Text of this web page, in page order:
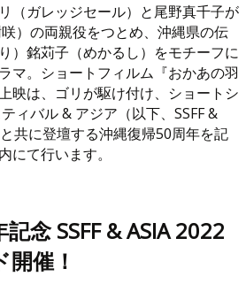
（ガレッジセール）と尾野真千子が
）の両親役をつとめ、沖縄県の伝
）銘苅子（めかるし）をモチーフに
マ。ショートフィルム『おかあの羽
映は、ゴリが駆け付け、ショートシ
ィバル & アジア（以下、SSFF &
共に登壇する沖縄復帰50周年を記
にて行います。
念 SSFF & ASIA 2022
催！